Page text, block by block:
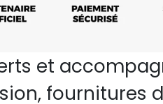
et
fournitures